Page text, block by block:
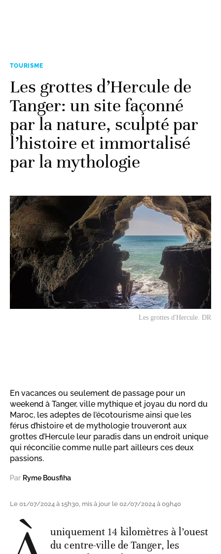
TOURISME
Les grottes d’Hercule de
Tanger: un site façonné
par la nature, sculpté par
l’histoire et immortalisé
par la mythologie
Les grottes d'Hercule. DR
En vacances ou seulement de passage pour un
weekend à Tanger, ville mythique et joyau du nord du
Maroc, les adeptes de l’écotourisme ainsi que les
férus d’histoire et de mythologie trouveront aux
grottes d’Hercule leur paradis dans un endroit unique
qui réconcilie comme nulle part ailleurs ces deux
passions.
Par Ryme Bousfiha
Le 01/07/2024 à 15h30, mis à jour le 02/07/2024 à 09h40
uniquement 14 kilomètres à l’ouest
du centre-ville de Tanger, les